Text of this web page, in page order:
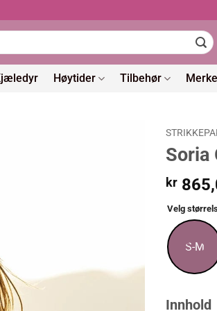
Høytider Tilbehør
Soria
kr
Velg
S-M
Innhold